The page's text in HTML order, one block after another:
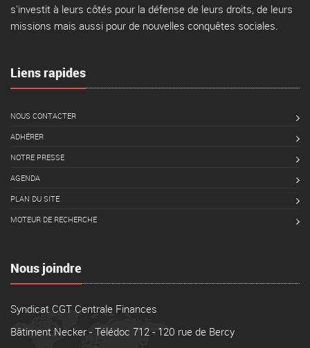
s'investit à leurs côtés pour la défense de leurs droits, de leurs
missions mais aussi pour de nouvelles conquêtes sociales.
Liens rapides
NOUS CONTACTER
ADHÉRER
NOTRE PRESSE
AGENDA
PLAN DU SITE
MOTEUR DE RECHERCHE
Nous joindre
Syndicat CGT Centrale Finances
Bâtiment Necker - Télédoc 712 - 120 rue de Bercy